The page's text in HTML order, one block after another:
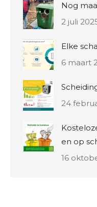
Nog
2 juli
Elke
6 maart
24
en op
16